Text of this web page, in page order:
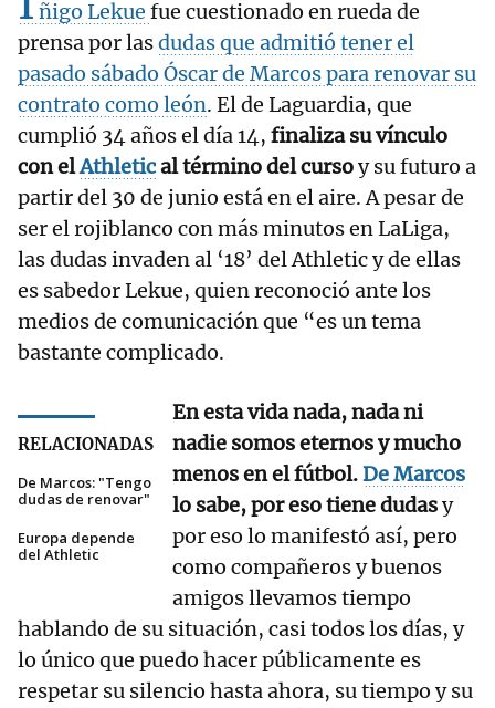
ñigo Lekue fue cuestionado en rueda de
prensa por lasdudas que admitió tener el
pasado sábado Óscar de Marcos para renovar su
contrato como león. El de Laguardia, que
cumplió 34 años el día 14, finaliza su vínculo
con elAthletical término del cursoy su futuro a
partir del 30 de junio está en el aire. A pesar de
ser el rojiblanco con más minutos en LaLiga,
las dudas invaden al ‘18’ del Athletic y de ellas
es sabedor Lekue, quien reconoció ante los
medios de comunicación que “es un tema
bastante complicado.
RELACIONADAS
De Marcos: "Tengo
dudas de renovar"
Europa depende
del Athletic
En esta vida nada, nada ni
nadie somos eternos y mucho
menos en el fútbol.De Marcos
lo sabe, por eso tiene dudasy
por eso lo manifestó así, pero
como compañeros y buenos
amigos llevamos tiempo
hablando de su situación, casi todos los días, y
lo único que puedo hacer públicamente es
respetar su silencio hasta ahora, su tiempo y su